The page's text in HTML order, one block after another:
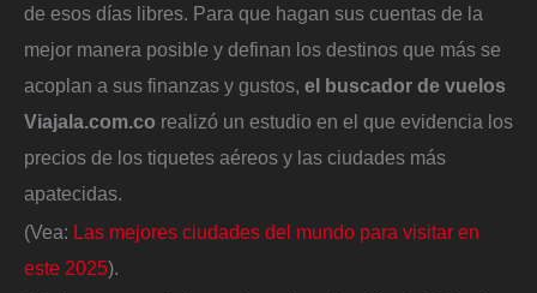
de esos días libres. Para que hagan sus cuentas de la
mejor manera posible y definan los destinos que más se
acoplan a sus finanzas y gustos, el buscador de vuelos
Viajala.com.co realizó un estudio en el que evidencia los
precios de los tiquetes aéreos y las ciudades más
apatecidas.
(Vea: Las mejores ciudades del mundo para visitar en
este 2025).